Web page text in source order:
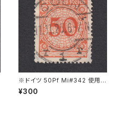
※ドイツ 50Pf Mi#342 使用済
み切手｜CÖLN 11.11.1925
¥300